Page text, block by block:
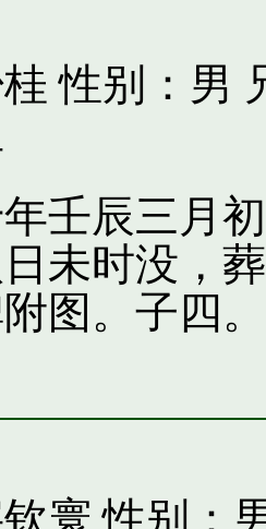
性别：男
壬辰三月
未时没，
图。子四。
寰 性别：